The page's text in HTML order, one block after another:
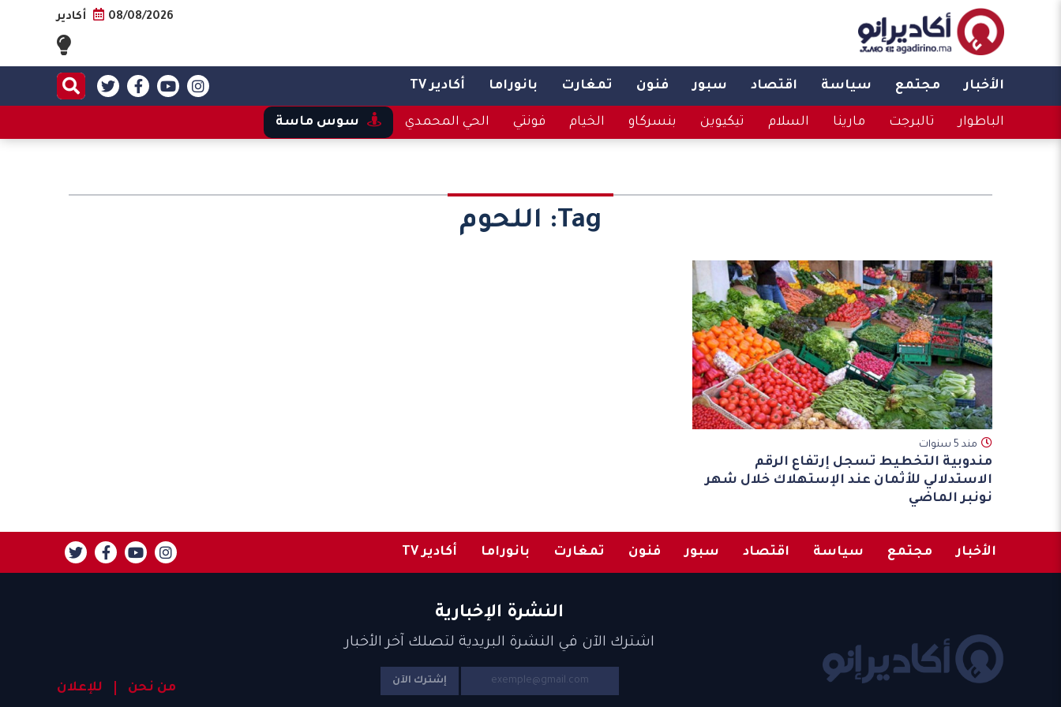
08/08/2026 أكادير
الأخبار مجتمع سياسة اقتصاد سبور فنون تمغارت بانوراما أكادير TV
الباطوار تالبرجت مارينا السلام تيكيوين بنسركاو الخيام فونتي الحي المحمدي سوس ماسة
Tag: اللحوم
مند 5 سنوات
مندوبية التخطيط تسجل إرتفاع الرقم
الاستدلالي للأثمان عند الإستهلاك خلال شهر
نونبر الماضي
الأخبار مجتمع سياسة اقتصاد سبور فنون تمغارت بانوراما أكادير TV
النشرة الإخبارية
اشترك الآن في النشرة البريدية لتصلك آخر الأخبار
إشترك الآن من نحن للإعلان